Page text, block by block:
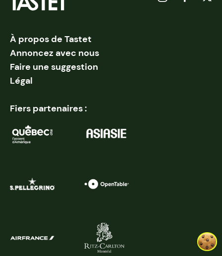
À propos de Tastet
Annoncez avec nous
Faire une suggestion
Légal
Fiers partenaires :